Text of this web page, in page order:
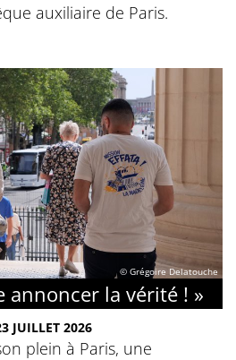
auxiliaire de Paris.
© Grégoire Delatouche
annoncer la vérité ! »
JUILLET 2026
plein à Paris, une